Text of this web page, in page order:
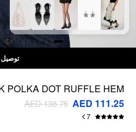
POLKA DOT RUFFLE HEM
RUFFLE SLEEVE BLOUSE
AED 111.25
AED 138.75
7